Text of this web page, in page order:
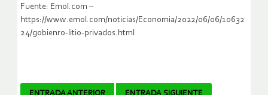
Fuente: Emol.com –
https://www.emol.com/noticias/Economia/2022/06/06/10632
24/gobienro-litio-privados.html